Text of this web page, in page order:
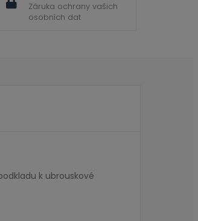
Záruka ochrany vašich
osobních dat
k ubrouskové